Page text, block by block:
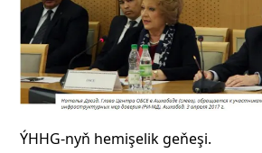
ÝHHG-nyň hemişelik geňeşi.